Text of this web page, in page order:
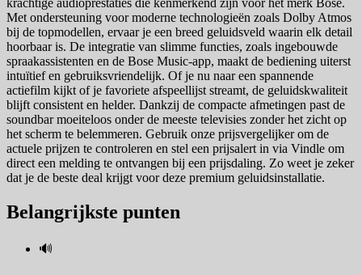
Met ondersteuning voor moderne technologieën zoals Dolby Atmos
bij de topmodellen, ervaar je een breed geluidsveld waarin elk detail
hoorbaar is. De integratie van slimme functies, zoals ingebouwde
spraakassistenten en de Bose Music-app, maakt de bediening uiterst
intuïtief en gebruiksvriendelijk. Of je nu naar een spannende
actiefilm kijkt of je favoriete afspeellijst streamt, de geluidskwaliteit
blijft consistent en helder. Dankzij de compacte afmetingen past de
soundbar moeiteloos onder de meeste televisies zonder het zicht op
het scherm te belemmeren. Gebruik onze prijsvergelijker om de
actuele prijzen te controleren en stel een prijsalert in via Vindle om
direct een melding te ontvangen bij een prijsdaling. Zo weet je zeker
dat je de beste deal krijgt voor deze premium geluidsinstallatie.
Belangrijkste punten
🔊